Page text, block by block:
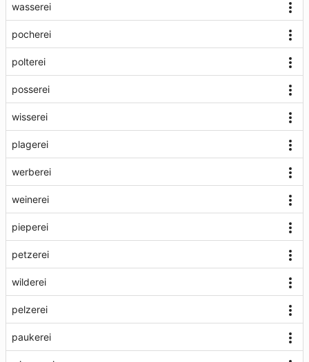
wasserei
pocherei
polterei
posserei
wisserei
plagerei
werberei
weinerei
pieperei
petzerei
wilderei
pelzerei
paukerei